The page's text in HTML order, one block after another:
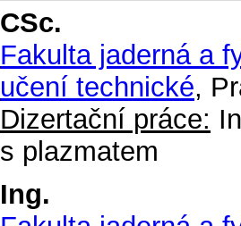
CSc.
Fakulta jaderná a
učení technické,
Dizertační práce:
s plazmatem
Ing.